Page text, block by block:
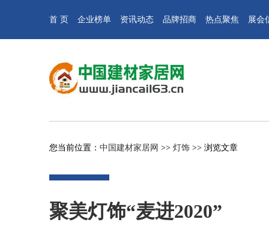
首 页 企业榜单 资讯动态 品牌招商 热点聚焦 展会
您当前位置： 中国建材家居网 >> 灯饰 >> 浏览文章
聚美灯饰“麦进2020”